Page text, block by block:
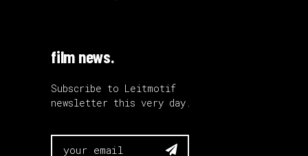
film news.
Subscribe to Leitmotif
newsletter this very day.
